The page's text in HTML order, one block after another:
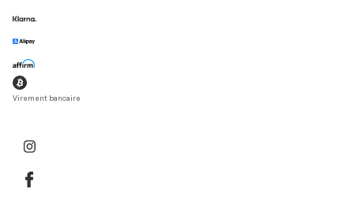
Virement bancaire